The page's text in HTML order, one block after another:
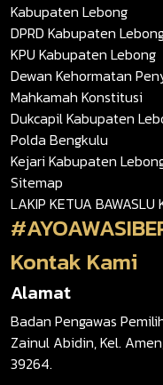
Kabupaten Lebong
DPRD Kabupaten
KPU Kabupaten Lebong
Dewan Kehormatan
Mahkamah Konstitusi
Dukcapil Kabupaten
Polda Bengkulu
Kejari Kabupaten
Sitemap
LAKIP KETUA BAWASLU
Kontak Kami
Alamat
Badan Pengawas
Zainul Abidin, Kel.
39264.